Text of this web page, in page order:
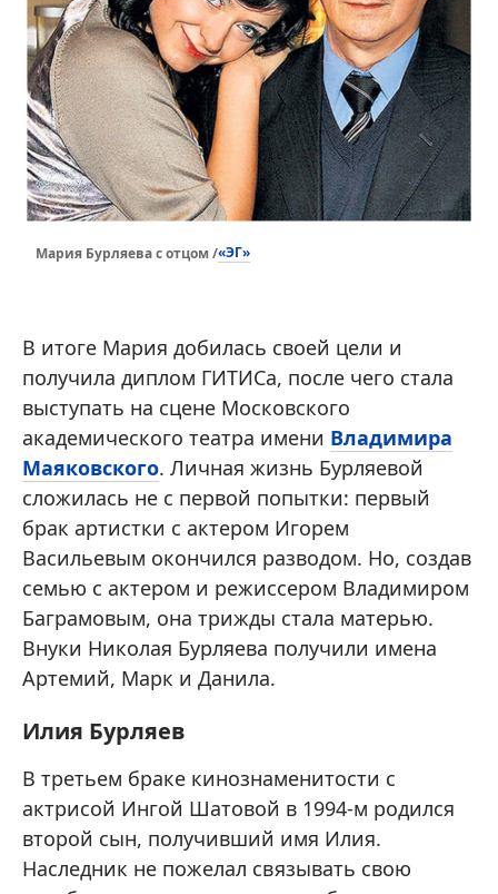
Мария Бурляева с отцом /«ЭГ»
В итоге Мария добилась своей цели и
получила диплом ГИТИСа, после чего стала
выступать на сцене Московского
академического театра имени Владимира
Маяковского. Личная жизнь Бурляевой
сложилась не с первой попытки: первый
брак артистки с актером Игорем
Васильевым окончился разводом. Но, создав
семью с актером и режиссером Владимиром
Баграмовым, она трижды стала матерью.
Внуки Николая Бурляева получили имена
Артемий, Марк и Данила.
Илия Бурляев
В третьем браке кинознаменитости с
актрисой Ингой Шатовой в 1994-м родился
второй сын, получивший имя Илия.
Наследник не пожелал связывать свою